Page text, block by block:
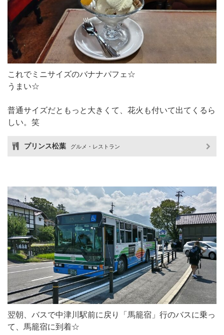
これでミニサイズのバナナパフェ☆
うまい☆
普通サイズだともっと大きくて、花火も付いて出てくるら
しい。笑
プリンス松葉 グルメ・レストラン
翌朝、バスで中津川駅前に戻り「馬籠宿」行のバスに乗っ
て、馬籠宿に到着☆